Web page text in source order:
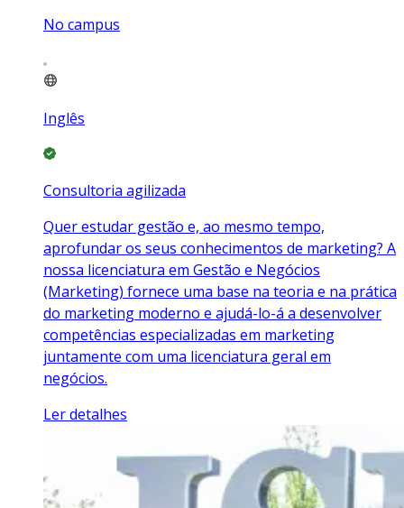
No campus
Inglês
Consultoria agilizada
Quer estudar gestão e, ao mesmo tempo,
aprofundar os seus conhecimentos de marketing? A
nossa licenciatura em Gestão e Negócios
(Marketing) fornece uma base na teoria e na prática
do marketing moderno e ajudá-lo-á a desenvolver
competências especializadas em marketing
juntamente com uma licenciatura geral em
negócios.
Ler detalhes